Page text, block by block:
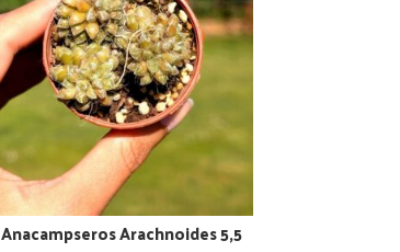
Anacampseros Arachnoides 5,5